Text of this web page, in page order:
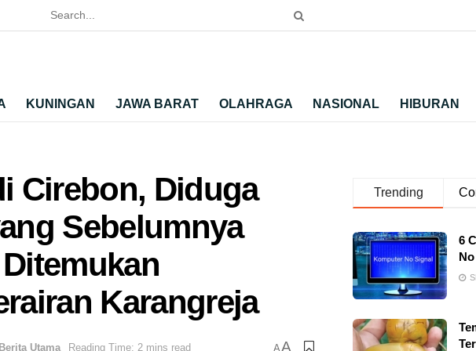
KUNINGAN JAWA BARAT OLAHRAGA NASIONAL HIBURAN
Cirebon, Diduga
Sebelumnya
Karangreja
Utama Reading Time: 2 mins read AA
Trending
6